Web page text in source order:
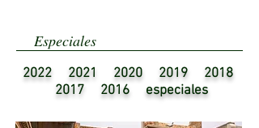
Especiales
2022 2021 2020 2019
2018
2017
2016 especiales